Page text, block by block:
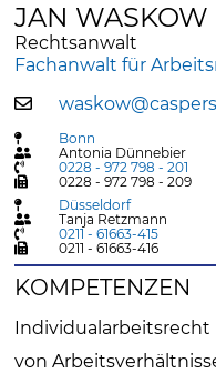
JAN WASKOW
Rechtsanwalt
Fachanwalt für
Bonn
Antonia Dünnebier
0228 - 972 798 - 201
0228 - 972 798 - 209
Düsseldorf
Tanja Retzmann
0211 - 61663-415
0211 - 61663-416
KOMPETENZEN
Individualarbeitsrecht
von